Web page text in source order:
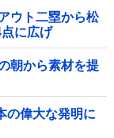
ウト二塁から松
に広げ
朝から素材を提
の偉大な発明に